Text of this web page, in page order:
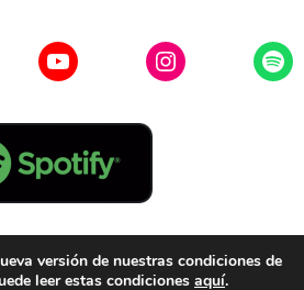
YouTubeInstagram
versión de nuestras condiciones de
leer estas condiciones aquí.